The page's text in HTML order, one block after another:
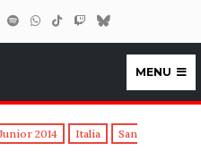
MENU
2014 Italia San